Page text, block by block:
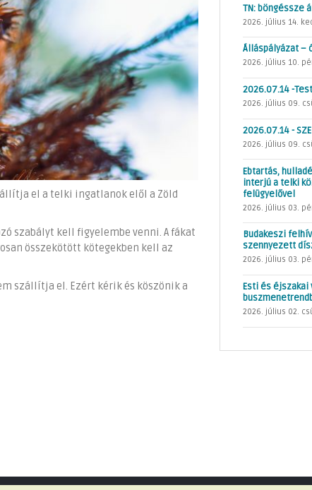
el a telki ingatlanok elől a Zöld
szabályt kell figyelembe venni. A fákat
összekötött kötegekben kell az
szállítja el. Ezért kérik és köszönik a
TN: böngéssze
2026. július 14.
Álláspályázat –
2026. július 10.
2026.07.14 -
2026. július 09.
2026.07.14 -
2026. július 09.
Ebtartás,
interjú a telki
felügyelővel
2026. július 03.
Budakeszi
szennyezett
2026. július 03.
Esti és éjszakai
2026. július 02.